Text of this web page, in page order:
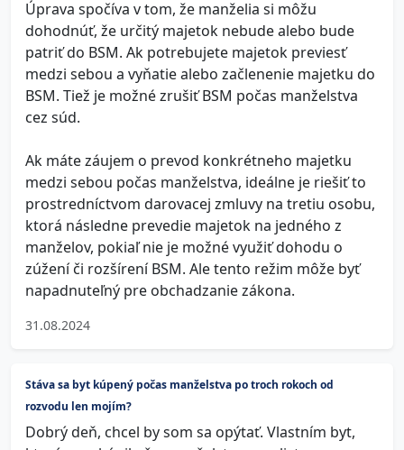
Úprava spočíva v tom, že manželia si môžu
dohodnúť, že určitý majetok nebude alebo bude
patriť do BSM. Ak potrebujete majetok previesť
medzi sebou a vyňatie alebo začlenenie majetku do
BSM. Tiež je možné zrušiť BSM počas manželstva
cez súd.
Ak máte záujem o prevod konkrétneho majetku
medzi sebou počas manželstva, ideálne je riešiť to
prostredníctvom darovacej zmluvy na tretiu osobu,
ktorá následne prevedie majetok na jedného z
manželov, pokiaľ nie je možné využiť dohodu o
zúžení či rozšírení BSM. Ale tento režim môže byť
napadnuteľný pre obchadzanie zákona.
31.08.2024
Stáva sa byt kúpený počas manželstva po troch rokoch od
rozvodu len mojím?
Dobrý deň, chcel by som sa opýtať. Vlastním byt,